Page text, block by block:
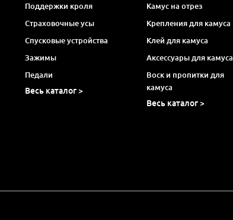
Поддержки кроля
Страховочные усы
Спусковые устройства
Зажимы
Педали
Весь каталог >
Камус на отрез
Крепления для камуса
Клей для камуса
Аксессуары для камуса
Воск и пропитки для
камуса
Весь каталог >